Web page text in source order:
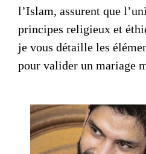
l’Islam, assurent que
principes religieux et
je vous détaille les
pour valider un mariage